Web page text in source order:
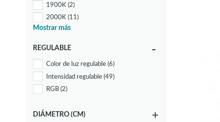
1900K (2)
2000K (11)
2100K(2)
2700-6500K(1)
2700K(32)
3000K
Mostrar más
REGULABLE
Color de luz regulable (6)
Intensidad regulable (49)
RGB (2)
DIÁMETRO (CM)